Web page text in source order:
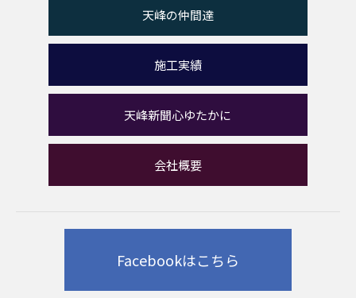
天峰の仲間達
施工実績
天峰新聞心ゆたかに
会社概要
Facebookはこちら